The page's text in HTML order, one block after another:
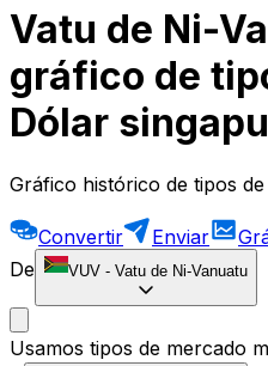
Vatu de Ni-
gráfico de
Dólar
Gráfico histórico de tipos
Convertir Enviar
De
VUV - Vatu de Ni-Vanuatu
Usamos tipos de mercado